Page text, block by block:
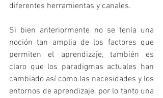
diferentes herramientas y canales.
Si bien anteriormente no se tenía una
noción tan amplia de los factores que
permiten el aprendizaje, también es
claro que los paradigmas actuales han
cambiado así como las necesidades y los